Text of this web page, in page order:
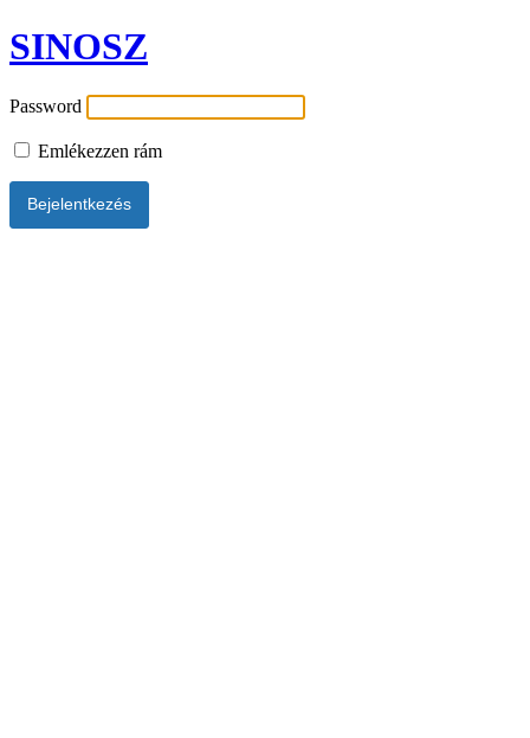
SINOSZ
Password
Emlékezzen rám